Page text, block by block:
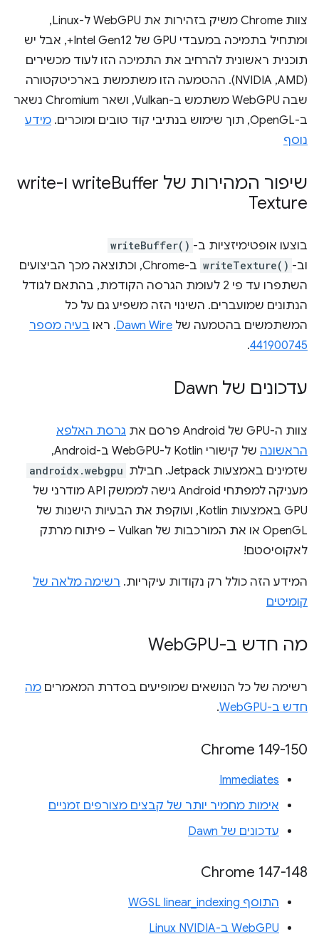
צוות Chrome משיק בזהירות את WebGPU ל-Linux,
ומתחיל בתמיכה במעבדי GPU של Intel Gen12+, אבל יש
תוכנית ראשונית להרחיב את התמיכה הזו לעוד מכשירים
(AMD,‏ NVIDIA). ההטמעה הזו משתמשת בארכיטקטורה
שבה WebGPU משתמש ב-Vulkan, ושאר Chromium נשאר
ב-OpenGL, תוך שימוש בנתיבי קוד טובים ומוכרים.
מידע
נוסף
שיפור המהירות של write Buffer ו-write
Texture
בוצעו אופטימיזציות ב- writeBuffer()
וב- writeTexture()
ב-Chrome, וכתוצאה מכך הביצועים
השתפרו עד פי 2 לעומת הגרסה הקודמת, בהתאם לגודל
הנתונים שמועברים. השינוי הזה משפיע גם על כל
המשתמשים בהטמעה של Dawn Wire. ראו בעיה מספר
441900745
.
עדכונים של Dawn
צוות ה-GPU של Android פרסם את
גרסת האלפא
הראשונה
של קישורי Kotlin ל-WebGPU ב-Android,
שזמינים באמצעות Jetpack. חבילת
androidx.webgpu
מעניקה למפתחי Android גישה לממשק API מודרני של
GPU באמצעות Kotlin, ועוקפת את הבעיות הישנות של
OpenGL או את המורכבות של Vulkan – פיתוח מרתק
לאקוסיסטם!
המידע הזה כולל רק נקודות עיקריות. רשימה מלאה של
קומיטים
מה חדש ב-WebGPU
רשימה של כל הנושאים שמופיעים בסדרת המאמרים מה
חדש ב-WebGPU
.
‫Chrome 149-150
Immediates
אימות מחמיר יותר של קבצים מצורפים זמניים
עדכונים של Dawn
‫Chrome 147-148
התוסף WGSL linear_indexing
WebGPU ב-Linux NVIDIA